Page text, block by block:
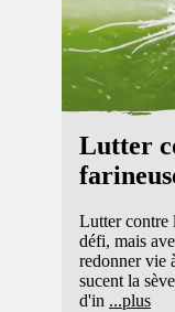
Lutter
Lutter contre
défi, mais
redonner vie
sucent la
d'in ...plus